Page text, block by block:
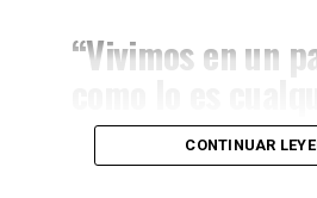
“Vivimos en un
pero tiene sus
CONTINUAR